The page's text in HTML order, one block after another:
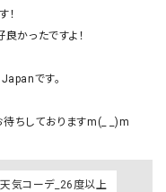
！
良かったですよ！
です。
待ちしておりますm(_ _)m
気コーデ_26度以上